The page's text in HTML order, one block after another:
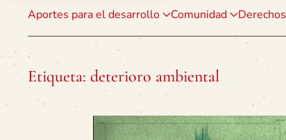
Aportes para el desarrollo Comunidad Derechos
Etiqueta: deterioro ambiental